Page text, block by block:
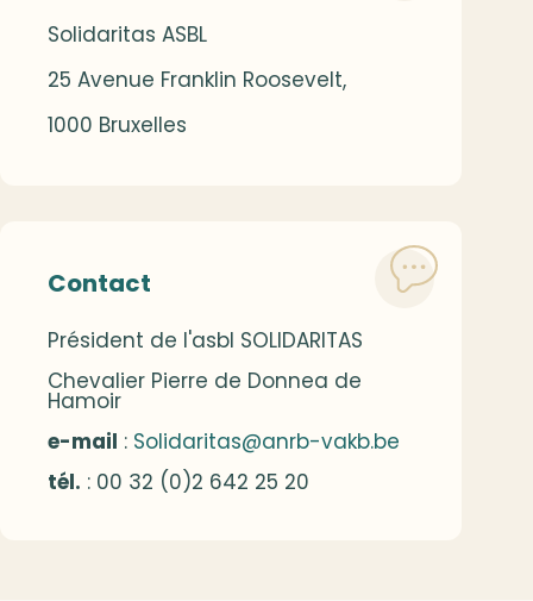
Solidaritas ASBL
25 Avenue Franklin Roosevelt,
1000 Bruxelles
Contact
Président de l'asbl SOLIDARITAS
Chevalier Pierre de Donnea de
Hamoir
e-mail : Solidaritas@anrb-vakb.be
tél. : 00 32 (0)2 642 25 20